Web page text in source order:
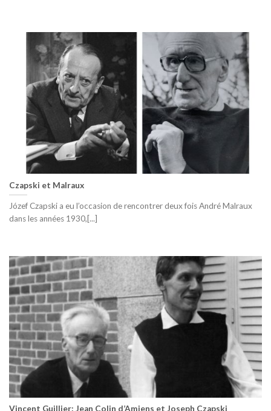
Czapski et Malraux
Józef Czapski a eu l’occasion de rencontrer deux fois André Malraux
dans les années 1930,[...]
Vincent Guillier: Jean Colin d’Amiens et Joseph Czapski